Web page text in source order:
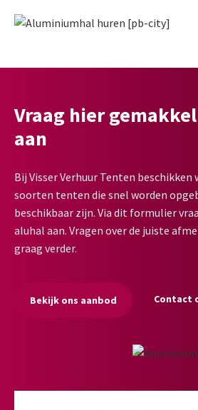
Vraag hier
aan
Bij Visser Verhuur Tenten beschikken
soorten tenten die snel worden
beschikbaar zijn. Via dit formulier
aluhal aan. Vragen over de juiste
graag verder.
Bekijk ons aanbod Contact